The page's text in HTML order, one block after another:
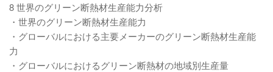
8 世界のグリーン断熱材生産能力分析
・世界のグリーン断熱材生産能力
・グローバルにおける主要メーカーのグリーン断熱材生産能
力
・グローバルにおけるグリーン断熱材の地域別生産量